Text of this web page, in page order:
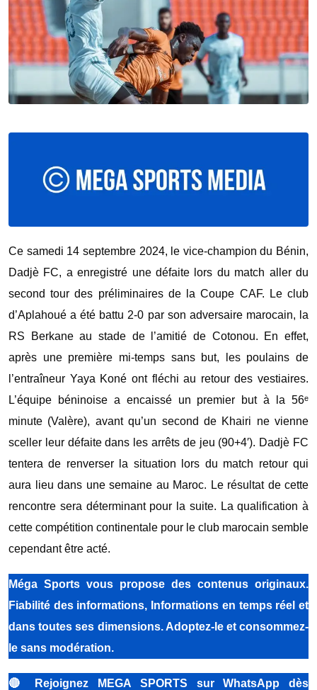
Ce samedi 14 septembre 2024, le vice-champion du Bénin,
Dadjè FC, a enregistré une défaite lors du match aller du
second tour des préliminaires de la Coupe CAF. Le club
d’Aplahoué a été battu 2-0 par son adversaire marocain, la
RS Berkane au stade de l’amitié de Cotonou. En effet,
après une première mi-temps sans but, les poulains de
l’entraîneur Yaya Koné ont fléchi au retour des vestiaires.
L’équipe béninoise a encaissé un premier but à la 56ᵉ
minute (Valère), avant qu’un second de Khairi ne vienne
sceller leur défaite dans les arrêts de jeu (90+4′). Dadjè FC
tentera de renverser la situation lors du match retour qui
aura lieu dans une semaine au Maroc. Le résultat de cette
rencontre sera déterminant pour la suite. La qualification à
cette compétition continentale pour le club marocain semble
cependant être acté.
Méga Sports vous propose des contenus originaux.
Fiabilité des informations, Informations en temps réel et
dans toutes ses dimensions. Adoptez-le et consommez-
le sans modération.
🔴
Rejoignez MEGA SPORTS sur WhatsApp dès